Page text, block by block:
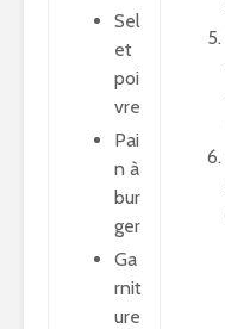
Sel
et
poi
vre
Pai
n à
bur
ger
Ga
rnit
ure